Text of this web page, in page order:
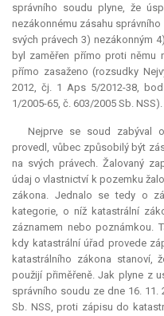
správního soudu plyne, že
nezákonnému zásahu
svých právech 3) nezákonným
byl zaměřen přímo proti
přímo zasaženo (rozsudky
2012, čj. 1 Aps 5/2012-38,
1/2005-65, č. 603/2005 Sb. NSS).
Nejprve se soud zabýval
provedl, vůbec způsobilý být
na svých právech. Žalovaný
údaj o vlastnictví k pozemku
zákona. Jednalo se tedy o
kategorie, o níž katastrální
záznamem nebo poznámkou.
kdy katastrální úřad provede
katastrálního zákona stanoví,
použijí přiměřeně. Jak plyne z
správního soudu ze dne 16. 11.
Sb. NSS, proti zápisu do